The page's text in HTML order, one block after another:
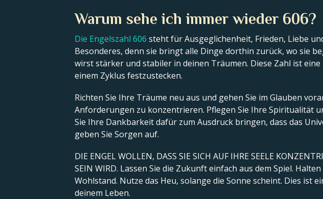
Warum sehe ich immer wieder 606?
Die Engelszahl 606 steht für Ausgeglichenheit, Frieden, Liebe
Besonderes, denn sie bringt alle Dinge dorthin zurück, wo sie
wirst stärker und stabiler in deinen Träumen. Diese Zahl ist
einem Zyklus festzustecken.
Richten Sie Ihre Träume neu aus und gehen Sie im Glauben
Anforderungen zu konzentrieren. Pflegen Sie Ihre Spiritualität
Sie Ihre Dankbarkeit dafür zum Ausdruck bringen, dass das
geben Sie Sorgen auf.
DIE ENGEL WOLLEN, DASS SIE SICH AUF IHRE SEELE
SEIN WIRD. Lassen Sie die Zukunft einfach aus dem Spiel.
Wohlstand. Nutze das Heu, solange die Sonne scheint. Dies ist
deinem Leben.